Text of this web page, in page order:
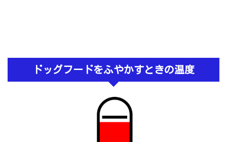
ドッグフードをふやかすときの温度